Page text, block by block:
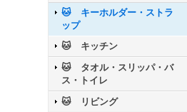
🐱 キーホルダー・ストラ
ップ
🐱 キッチン
🐱 タオル・スリッパ・バ
ス・トイレ
🐱 リビング